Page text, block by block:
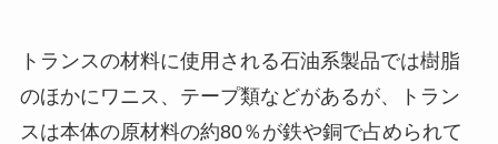
トランスの材料に使用される石油系製品では樹脂
のほかにワニス、テープ類などがあるが、トラン
スは本体の原材料の約80％が鉄や銅で占められて